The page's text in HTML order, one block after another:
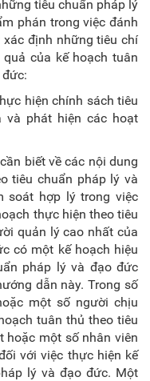
tiêu chuẩn pháp lý
phán trong việc đánh
định những tiêu chí
của kế hoạch tuân
hiện chính sách tiêu
và phát hiện các hoạt
biết về các nội dung
tiêu chuẩn pháp lý và
soát hợp lý trong việc
thực hiện theo tiêu
quản lý cao nhất của
có một kế hoạch hiệu
pháp lý và đạo đức
dẫn này. Trong số
một số người chịu
tuân thủ theo tiêu
hoặc một số nhân viên
với việc thực hiện kế
lý và đạo đức. Một